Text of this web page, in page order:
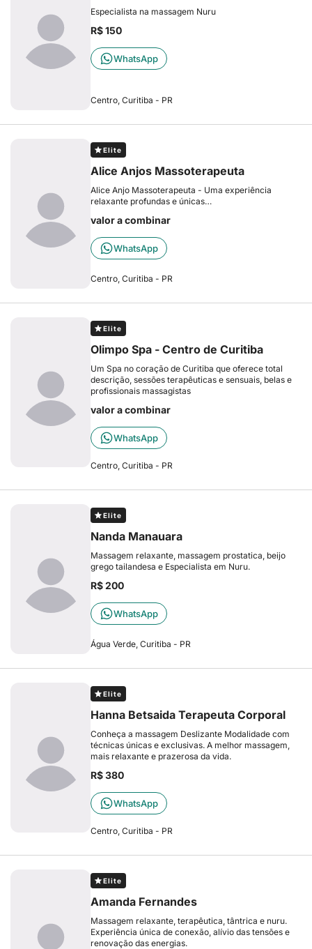
Especialista na massagem Nuru
R$ 150
WhatsApp
Centro, Curitiba - PR
Elite
Alice Anjos Massoterapeuta
Alice Anjo Massoterapeuta - Uma experiência
relaxante profundas e únicas…
valor a combinar
WhatsApp
Centro, Curitiba - PR
Elite
Olimpo Spa - Centro de Curitiba
Um Spa no coração de Curitiba que oferece total
descrição, sessões terapêuticas e sensuais, belas e
profissionais massagistas
valor a combinar
WhatsApp
Centro, Curitiba - PR
Elite
Nanda Manauara
Massagem relaxante, massagem prostatica, beijo
grego tailandesa e Especialista em Nuru.
R$ 200
WhatsApp
Água Verde, Curitiba - PR
Elite
Hanna Betsaida Terapeuta Corporal
Conheça a massagem Deslizante Modalidade com
técnicas únicas e exclusivas. A melhor massagem,
mais relaxante e prazerosa da vida.
R$ 380
WhatsApp
Centro, Curitiba - PR
Elite
Amanda Fernandes
Massagem relaxante, terapêutica, tântrica e nuru.
Experiência única de conexão, alívio das tensões e
renovação das energias.